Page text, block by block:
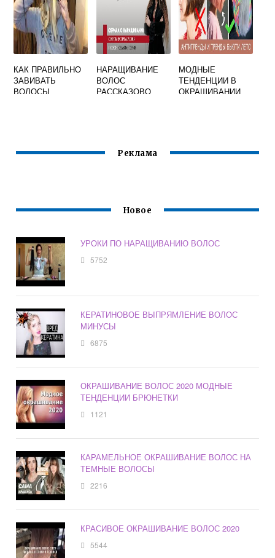
КАК ПРАВИЛЬНО
ЗАВИВАТЬ
ВОЛОСЫ
НАРАЩИВАНИЕ
ВОЛОС
РАССКАЗОВО
МОДНЫЕ
ТЕНДЕНЦИИ В
ОКРАШИВАНИИ
Реклама
Новое
УРОКИ ПО НАРАЩИВАНИЮ ВОЛОС
5752
КЕРАТИНОВОЕ ВЫПРЯМЛЕНИЕ ВОЛОС
МИНУСЫ
6875
ОКРАШИВАНИЕ ВОЛОС 2020 МОДНЫЕ
ТЕНДЕНЦИИ БРЮНЕТКИ
1121
КАРАМЕЛЬНОЕ ОКРАШИВАНИЕ ВОЛОС НА
ТЕМНЫЕ ВОЛОСЫ
2216
КРАСИВОЕ ОКРАШИВАНИЕ ВОЛОС 2020
5544